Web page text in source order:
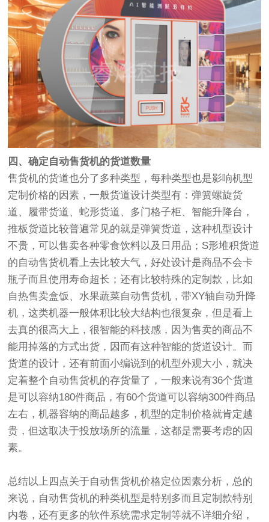
四、确定自动售货机的货道数量
售货机的货道也分了多种类型，每种类型也是影响机型
定制价格的因素，一般货道设计类型有：弹簧螺旋货
道、履带货道、蛇形货道、多门格子柜、智能升降台，
推板货道比较普遍常见的就是弹簧货道，这种机型设计
不贵，可以售卖各种零食饮料以及日用品；S形堆积货道
的自动售货机看上去比较大气，好处设计是商品不会卡
瓶子而且使用寿命超长；还有比较特殊的定制款，比如
自热售卖盒饭、水果蔬菜自动售货机，带XY轴自动升降
机，这类机器一般体积比较大结构也很复杂，但是看上
去真的很高大上，很智能的科技感，因为售卖的商品不
能用掉落的方式出货，因而有这种智能的货道设计。而
货道的设计，还有前面小编说到的机型外观大小，就决
定着整个自动售货机的存货量了，一般来说有36个货道
是可以容纳180件商品，有60个货道可以容纳300件商品
左右，机器容纳的商品越多，机型的定制价格就肯定越
贵，但这取决于投放场所的流量，这都是需要考虑的因
素。
总结以上四点关于自动售货机价格定位因素分析，总的
来说，自动售货机的种类机型是特别多而且定制款特别
内卷，还有更多的软件系统需求定制等就不详细介绍，